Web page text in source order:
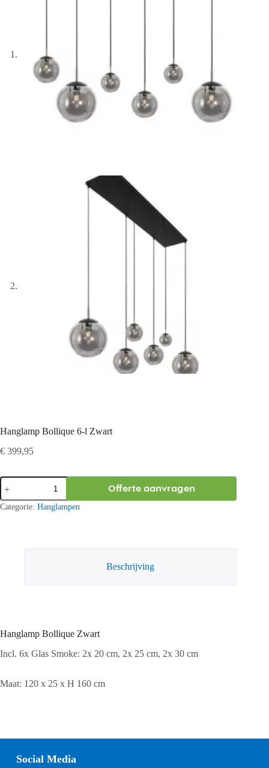
Hanglamp Bollique 6-l Zwart
€ 399,95
Hanglamp
Bollique
6-
l
Offerte aanvragen
Categorie: Hanglampen
Beschrijving
Hanglamp Bollique Zwart
Incl. 6x Glas Smoke: 2x 20 cm, 2x 25 cm, 2x 30 cm
Maat: 120 x 25 x H 160 cm
Social Media